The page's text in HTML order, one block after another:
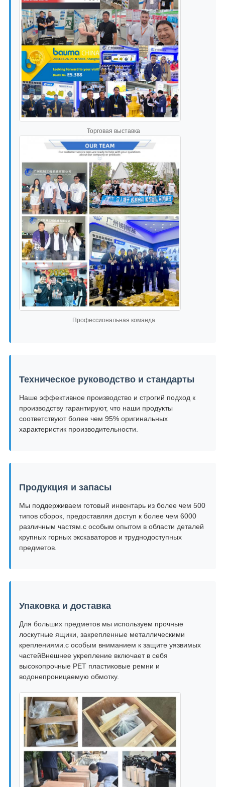
Торговая выставка
Профессиональная команда
Техническое руководство и стандарты
Наше эффективное производство и строгий подход к
производству гарантируют, что наши продукты
соответствуют более чем 95% оригинальных
характеристик производительности.
Продукция и запасы
Мы поддерживаем готовый инвентарь из более чем 500
типов сборок, предоставляя доступ к более чем 6000
различным частям.с особым опытом в области деталей
крупных горных экскаваторов и труднодоступных
предметов.
Упаковка и доставка
Для больших предметов мы используем прочные
лоскутные ящики, закрепленные металлическими
креплениями.с особым вниманием к защите уязвимых
частейВнешнее укрепление включает в себя
высокопрочные PET пластиковые ремни и
водонепроницаемую обмотку.